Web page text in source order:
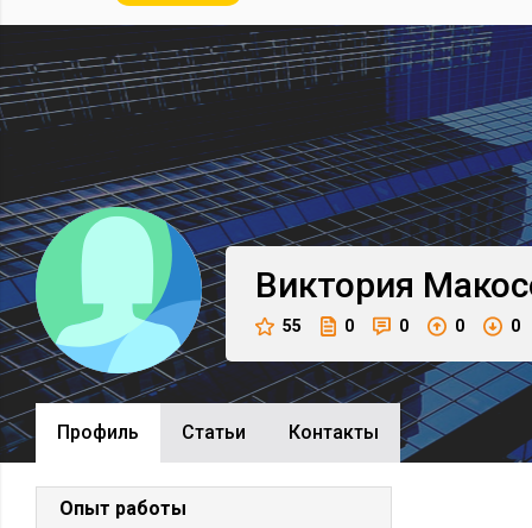
Виктория
55 0 0 0 0
Профиль Cтатьи Контакты
Опыт работы